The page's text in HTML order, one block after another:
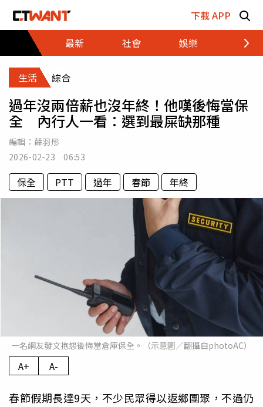
下載 APP
最新
社會 娛樂 財經
生活 綜合
過年沒兩倍薪也沒年終！他嘆後悔當保
全 內行人一看：選到最屎缺那種
編輯： 薛羽彤
2026-02-23 06:53
保全 PTT 過年 春節 年終
一名網友發文抱怨後悔當倉庫保全。（示意圖／翻攝自photoAC）
A+ A-
春節假期長達9天，不少民眾得以返鄉團聚，不過仍